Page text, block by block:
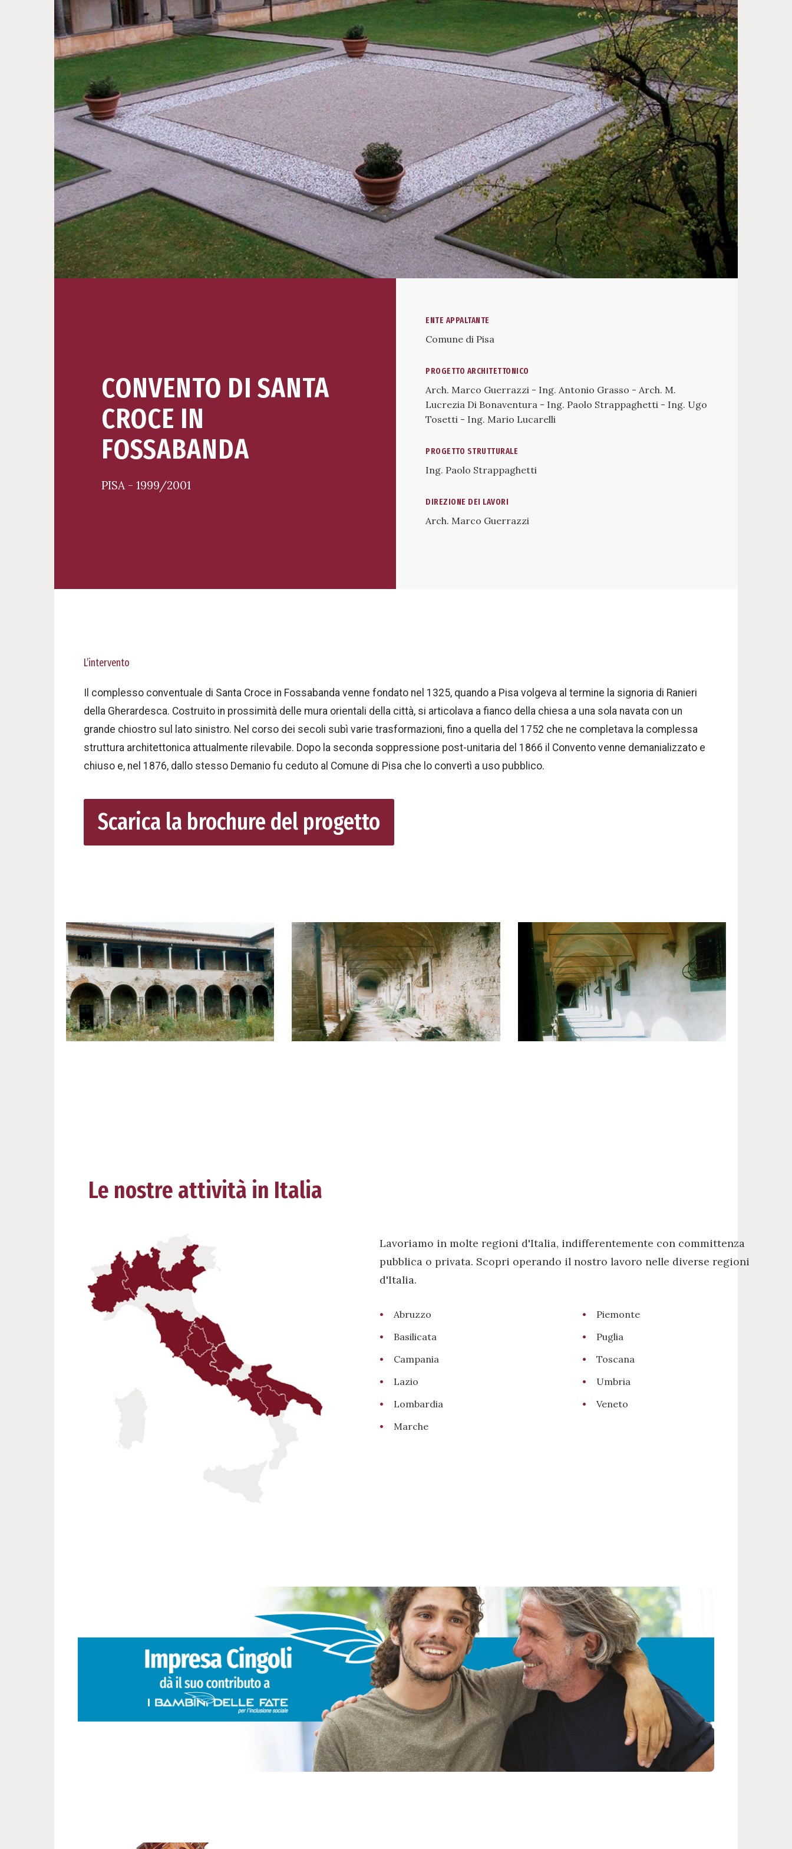
CONVENTO DI SANTA
CROCE IN
FOSSABANDA
PISA - 1999/2001
ENTE APPALTANTE
Comune di Pisa
PROGETTO ARCHITETTONICO
Arch. Marco Guerrazzi - Ing. Antonio Grasso - Arch. M.
Lucrezia Di Bonaventura - Ing. Paolo Strappaghetti - Ing. Ugo
Tosetti - Ing. Mario Lucarelli
PROGETTO STRUTTURALE
Ing. Paolo Strappaghetti
DIREZIONE DEI LAVORI
Arch. Marco Guerrazzi
L’intervento
Il complesso conventuale di Santa Croce in Fossabanda venne fondato nel 1325, quando a Pisa volgeva al termine la signoria di Ranieri
della Gherardesca. Costruito in prossimità delle mura orientali della città, si articolava a fianco della chiesa a una sola navata con un
grande chiostro sul lato sinistro. Nel corso dei secoli subì varie trasformazioni, fino a quella del 1752 che ne completava la complessa
struttura architettonica attualmente rilevabile. Dopo la seconda soppressione post-unitaria del 1866 il Convento venne demanializzato e
chiuso e, nel 1876, dallo stesso Demanio fu ceduto al Comune di Pisa che lo convertì a uso pubblico.
Scarica la brochure del progetto
Le nostre attività in Italia
Lavoriamo in molte regioni d'Italia, indifferentemente con committenza
pubblica o privata. Scopri operando il nostro lavoro nelle diverse regioni
d'Italia.
Abruzzo
Basilicata
Campania
Lazio
Lombardia
Marche
Piemonte
Puglia
Toscana
Umbria
Veneto